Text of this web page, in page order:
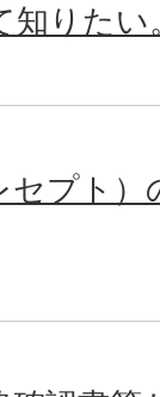
知りたい
セプト